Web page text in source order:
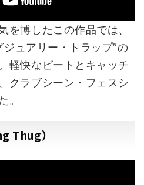
を博したこの作品では、
ュアリー・トラップ”の
軽快なビートとキャッチ
クラブシーン・フェスシ
。
Thug）